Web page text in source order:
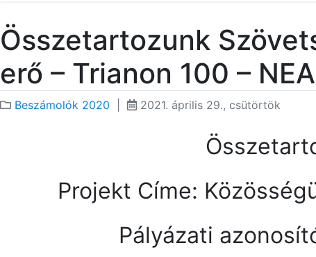
Összetartozunk
erő – Trianon 100 –
Beszámolók 2020 2021. április 29., csütörtök
Projekt Címe:
Pályázati